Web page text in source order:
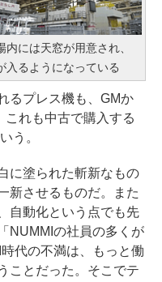
内には天窓が用意され、
入るようになっている
るプレス機も、GMか
これも中古で購入する
う。
に塗られた斬新なもの
新させるものだ。また
自動化という点でも先
NUMMIの社員の多くが
代の不満は、もっと働
ことだった。そこでテ